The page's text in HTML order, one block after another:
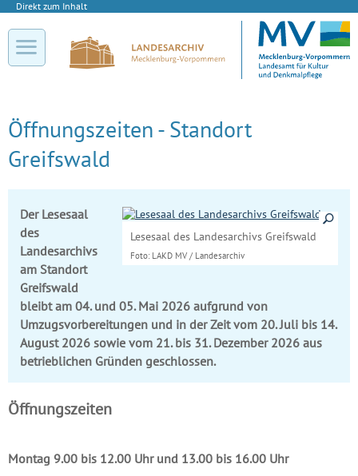
Direkt zum Inhalt
Öffnungszeiten - Standort
Greifswald
Details
Lesesaal des Landesarchivs Greifswald
Foto: LAKD MV / Landesarchiv
Der Lesesaal
des
Landesarchivs
am Standort
Greifswald
bleibt am 04. und 05. Mai 2026 aufgrund von
Umzugsvorbereitungen und in der Zeit vom 20. Juli bis 14.
August 2026 sowie vom 21. bis 31. Dezember 2026 aus
betrieblichen Gründen geschlossen.
Öffnungszeiten
Montag 9.00 bis 12.00 Uhr und 13.00 bis 16.00 Uhr